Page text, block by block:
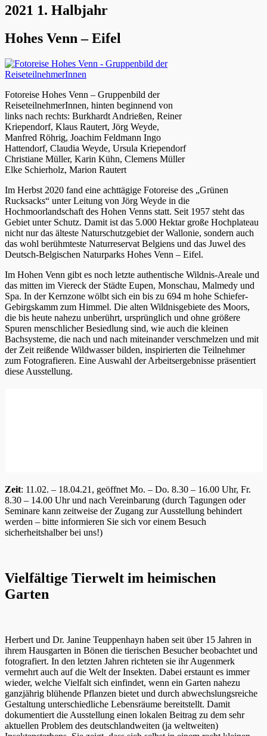
2021 1. Halbjahr
Hohes Venn – Eifel
Fotoreise Hohes Venn – Gruppenbild der
ReiseteilnehmerInnen, hinten beginnend von
links nach rechts: Burkhardt Andrießen, Reiner
Kriependorf, Klaus Rautert, Jörg Weyde,
Manfred Röhrig, Joachim Feldmann Ingo
Hattendorf, Claudia Weyde, Ursula Kriependorf
Christiane Müller, Karin Kühn, Clemens Müller
Elke Schierholz, Marion Rautert
Im Herbst 2020 fand eine achttägige Fotoreise des „Grünen
Rucksacks“ unter Leitung von Jörg Weyde in die
Hochmoorlandschaft des Hohen Venns statt. Seit 1957 steht das
Gebiet unter Schutz. Damit ist das 5.000 Hektar große Hochplateau
nicht nur das älteste Naturschutzgebiet der Wallonie, sondern auch
das wohl berühmteste Naturreservat Belgiens und das Juwel des
Deutsch-Belgischen Naturparks Hohes Venn – Eifel.
Im Hohen Venn gibt es noch letzte authentische Wildnis-Areale und
das mitten im Viereck der Städte Eupen, Monschau, Malmedy und
Spa. In der Kernzone wölbt sich ein bis zu 694 m hohe Schiefer-
Gebirgskamm zum Himmel. Die alten Wildnisgebiete des Moors,
die bis heute nahezu unberührt, ursprünglich und ohne größere
Spuren menschlicher Besiedlung sind, wie auch die kleinen
Bachsysteme, die nach und nach miteinander verschmelzen und mit
der Zeit reißende Wildwasser bilden, inspirierten die Teilnehmer
zum Fotografieren. Eine Auswahl der Arbeitsergebnisse präsentiert
diese Ausstellung.
Zeit: 11.02. – 18.04.21, geöffnet Mo. – Do. 8.30 – 16.00 Uhr, Fr.
8.30 – 14.00 Uhr und nach Vereinbarung (durch Tagungen oder
Seminare kann zeitweise der Zugang zur Ausstellung behindert
werden – bitte informieren Sie sich vor einem Besuch
sicherheitshalber bei uns!)
Vielfältige Tierwelt im heimischen
Garten
Herbert und Dr. Janine Teuppenhayn haben seit über 15 Jahren in
ihrem Hausgarten in Bönen die tierischen Besucher beobachtet und
fotografiert. In den letzten Jahren richteten sie ihr Augenmerk
vermehrt auch auf die Welt der Insekten. Dabei erstaunt es immer
wieder, welche Vielfalt sich einfindet, wenn ein Garten nahezu
ganzjährig blühende Pflanzen bietet und durch abwechslungsreiche
Gestaltung unterschiedliche Lebensräume bereitstellt. Damit
dokumentiert die Ausstellung einen lokalen Beitrag zu dem sehr
aktuellen Problem des deutschlandweiten (ja weltweiten)